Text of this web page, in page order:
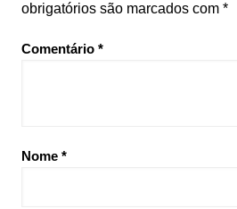
obrigatórios são marcados com *
Comentário *
Nome *